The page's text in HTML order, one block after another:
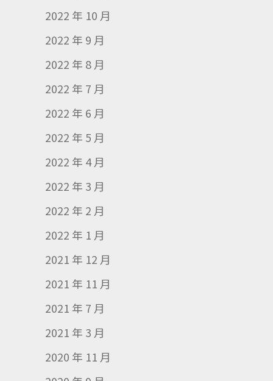
2022 年 10 月
2022 年 9 月
2022 年 8 月
2022 年 7 月
2022 年 6 月
2022 年 5 月
2022 年 4 月
2022 年 3 月
2022 年 2 月
2022 年 1 月
2021 年 12 月
2021 年 11 月
2021 年 7 月
2021 年 3 月
2020 年 11 月